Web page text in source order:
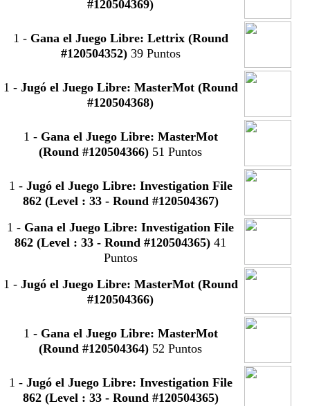
#120504369)
1 - Gana el Juego Libre: Lettrix (Round
#120504352)39 Puntos
1 - Jugó el Juego Libre: MasterMot (Round
#120504368)
1 - Gana el Juego Libre: MasterMot
(Round #120504366) 51 Puntos
1 - Jugó el Juego Libre: Investigation File
862 (Level : 33 - Round #120504367)
1 - Gana el Juego Libre: Investigation File
862 (Level : 33 - Round #120504365) 41
Puntos
1 - Jugó el Juego Libre: MasterMot (Round
#120504366)
1 - Gana el Juego Libre: MasterMot
(Round #120504364) 52 Puntos
1 - Jugó el Juego Libre: Investigation File
862 (Level : 33 - Round #120504365)